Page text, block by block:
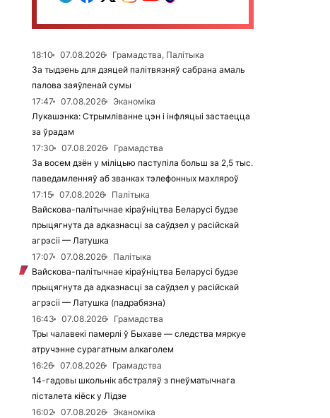
18:10 07.08.2026
Грамадства, Палітыка
За тыдзень для дзяцей палітвязняў сабрана амаль
палова заяўленай сумы
17:47
07.08.2026
Эканоміка
Лукашэнка: Стрымліванне цэн і інфляцыі застаецца
за ўрадам
17:30
07.08.2026
Грамадства
За восем дзён у міліцыю паступіла больш за 2,5 тыс.
паведамленняў аб званках тэлефонных махляроў
17:15
07.08.2026
Палітыка
Вайскова-палітычнае кіраўніцтва Беларусі будзе
прыцягнута да адказнасці за саўдзел у расійскай
агрэсіі — Латушка
17:07
07.08.2026
Палітыка
Вайскова-палітычнае кіраўніцтва Беларусі будзе
прыцягнута да адказнасці за саўдзел у расійскай
агрэсіі — Латушка (падрабязна)
16:43
07.08.2026
Грамадства
Тры чалавекі памерлі ў Быхаве — следства мяркуе
атручэнне сурагатным алкаголем
16:26
07.08.2026
Грамадства
14-гадовы школьнік абстраляў з пнеўматычнага
пісталета кіёск у Лідзе
16:02
07.08.2026
Эканоміка